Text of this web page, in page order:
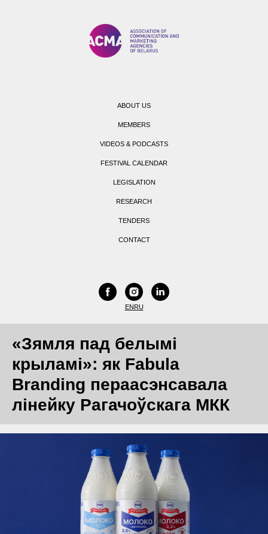
ABOUT US
MEMBERS
VIDEOS & PODCASTS
FESTIVAL CALENDAR
LEGISLATION
RESEARCH
TENDERS
CONTACT
ENRU
«Зямля пад белымі
крыламі»: як Fabula
Branding пераасэнсавала
лінейку Рагачоўскага МКК